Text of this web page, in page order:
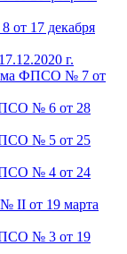
от 17 декабря
г.
ФПСО № 7 от
№ 6 от 28
№ 5 от 25
№ 4 от 24
II от 19 марта
№ 3 от 19